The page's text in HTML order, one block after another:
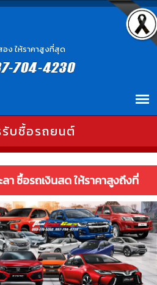
ง ให้ราคาสูงที่สุด
รับซื้อรถยนต์
า ซื้อรถเงินสด ให้ราคาสูงถึงที่